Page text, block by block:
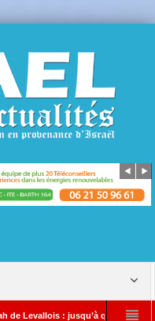
: jusqu’à quand le silence ? Que